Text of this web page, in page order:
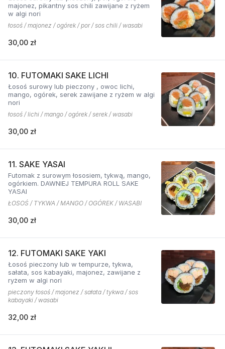
majonez, pikantny sos chili zawijane z ryżem
w algi nori
łosoś / majonez / ogórek / por / sos chili / wasabi
30,00 zł
10. FUTOMAKI SAKE LICHI
Łosoś surowy lub pieczony , owoc lichi,
mango, ogórek, serek zawijane z ryżem w algi
nori
łosoś / lichi / mango / ogórek / serek / wasabi
30,00 zł
11. SAKE YASAI
Futomak z surowym łososiem, tykwą, mango,
ogórkiem. DAWNIEJ TEMPURA ROLL SAKE
YASAI
ŁOSOŚ / TYKWA / MANGO / OGÓREK / WASABI
30,00 zł
12. FUTOMAKI SAKE YAKI
Łosoś pieczony lub w tempurze, tykwa,
sałata, sos kabayaki, majonez, zawijane z
ryżem w algi nori
pieczony łosoś / majonez / sałata / tykwa / sos
kabayaki / wasabi
32,00 zł